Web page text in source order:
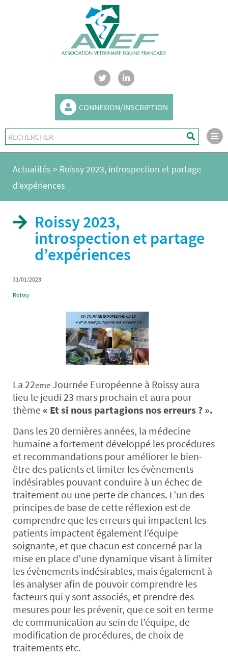
CONNEXION/INSCRIPTION
Actualités > Roissy 2023, introspection et partage
d’expériences
Roissy 2023,
introspection et partage
d’expériences
31/01/2023
Roissy
La 22eme Journée Européenne à Roissy aura
lieu le jeudi 23 mars prochain et aura pour
thème « Et si nous partagions nos erreurs ? ».
Dans les 20 dernières années, la médecine
humaine a fortement développé les procédures
et recommandations pour améliorer le bien-
être des patients et limiter les évènements
indésirables pouvant conduire à un échec de
traitement ou une perte de chances. L’un des
principes de base de cette réflexion est de
comprendre que les erreurs qui impactent les
patients impactent également l’équipe
soignante, et que chacun est concerné par la
mise en place d’une dynamique visant à limiter
les évènements indésirables, mais également à
les analyser afin de pouvoir comprendre les
facteurs qui y sont associés, et prendre des
mesures pour les prévenir, que ce soit en terme
de communication au sein de l’équipe, de
modification de procédures, de choix de
traitements etc.